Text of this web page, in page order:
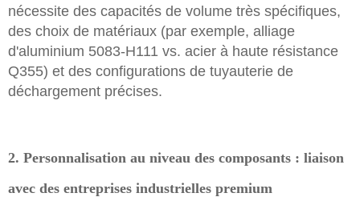
nécessite des capacités de volume très spécifiques,
des choix de matériaux (par exemple, alliage
d'aluminium 5083-H111 vs. acier à haute résistance
Q355) et des configurations de tuyauterie de
déchargement précises.
2. Personnalisation au niveau des composants : liaison
avec des entreprises industrielles premium